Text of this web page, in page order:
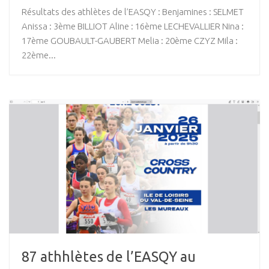
Résultats des athlètes de l’EASQY : Benjamines : SELMET
Anissa : 3ème BILLIOT Aline : 16ème LECHEVALLIER Nina :
17ème GOUBAULT-GAUBERT Melia : 20ème CZYZ Mila :
22ème...
87 athhlètes de l’EASQY au